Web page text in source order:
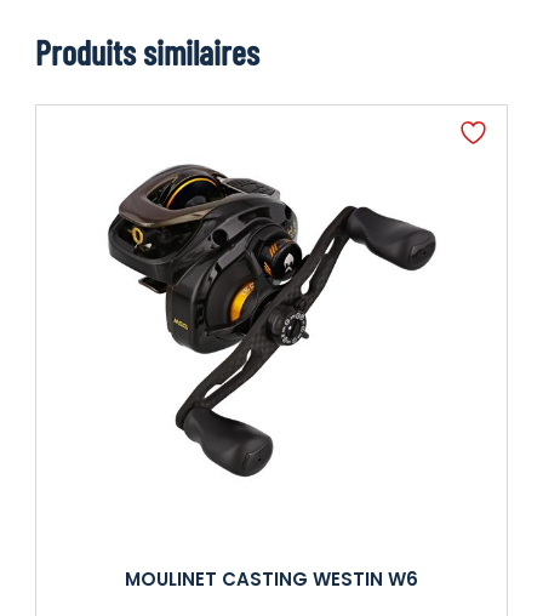
Produits similaires
MOULINET CASTING WESTIN W6